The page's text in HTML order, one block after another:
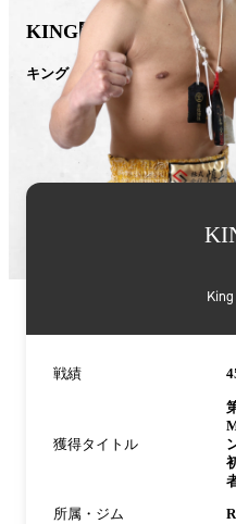
KING剛
キング タケシ
King
戦績
獲得タイトル
所属・ジム